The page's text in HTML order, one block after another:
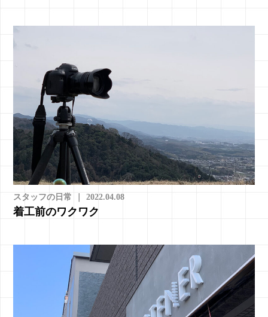
スタッフの日常 2022.04.08
着工前のワクワク